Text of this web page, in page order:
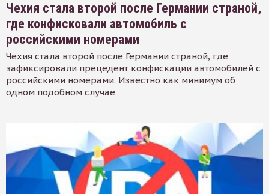
Чехия стала второй после Германии страной,
где конфисковали автомобиль с
российскими номерами
Чехия стала второй после Германии страной, где
зафиксировали прецедент конфискации автомобилей с
российскими номерами. Известно как минимум об
одном подобном случае